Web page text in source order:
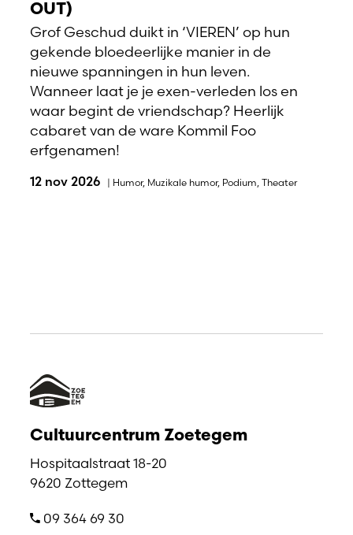
OUT)
Grof Geschud duikt in ‘VIEREN’ op hun
gekende bloedeerlijke manier in de
nieuwe spanningen in hun leven.
Wanneer laat je je exen-verleden los en
waar begint de vriendschap? Heerlijk
cabaret van de ware Kommil Foo
erfgenamen!
12 nov 2026 | Humor, Muzikale humor, Podium, Theater
Cultuurcentrum Zoetegem
Hospitaalstraat 18-20
9620 Zottegem
09 364 69 30